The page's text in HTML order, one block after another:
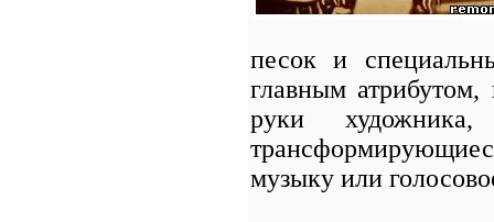
песок и
главным
руки
музыку или